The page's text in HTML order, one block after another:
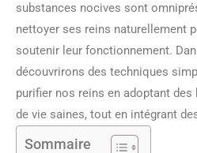
substances nocives sont
nettoyer ses reins naturellement
soutenir leur fonctionnement.
découvrirons des techniques
purifier nos reins en adoptant
de vie saines, tout en intégrant
Sommaire